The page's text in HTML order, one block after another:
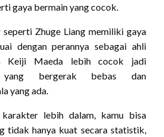
gaya bermain yang cocok.
Zhuge Liang memiliki gaya
dengan perannya sebagai ahli
Keiji Maeda lebih cocok jadi
bergerak bebas dan
yang ada.
karakter lebih dalam, kamu bisa
tidak hanya kuat secara statistik,